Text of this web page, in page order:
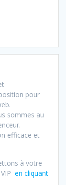
pour
sommes au
efficace et
à votre
en cliquant